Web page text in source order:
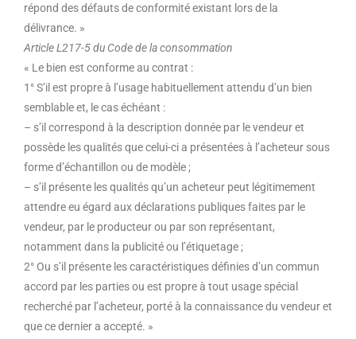
répond des défauts de conformité existant lors de la
délivrance. »
Article L217-5 du Code de la consommation
« Le bien est conforme au contrat :
1° S’il est propre à l’usage habituellement attendu d’un bien
semblable et, le cas échéant :
– s’il correspond à la description donnée par le vendeur et
possède les qualités que celui-ci a présentées à l’acheteur sous
forme d’échantillon ou de modèle ;
– s’il présente les qualités qu’un acheteur peut légitimement
attendre eu égard aux déclarations publiques faites par le
vendeur, par le producteur ou par son représentant,
notamment dans la publicité ou l’étiquetage ;
2° Ou s’il présente les caractéristiques définies d’un commun
accord par les parties ou est propre à tout usage spécial
recherché par l’acheteur, porté à la connaissance du vendeur et
que ce dernier a accepté. »